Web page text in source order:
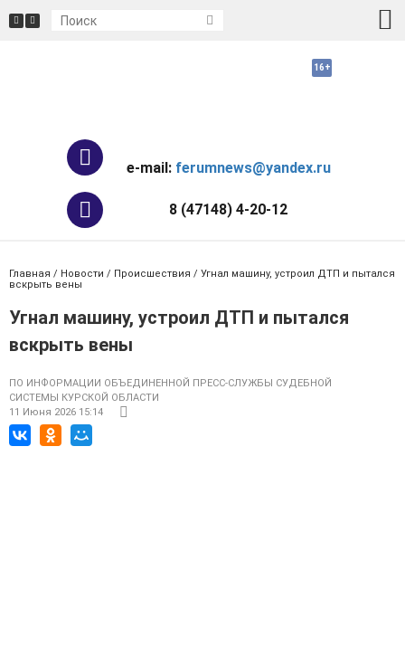
e-mail: ferumnews@yandex.ru
8 (47148) 4-20-12
Главная / Новости / Происшествия / Угнал машину, устроил ДТП и пытался
вскрыть вены
Угнал машину, устроил ДТП и пытался
вскрыть вены
ПО ИНФОРМАЦИИ ОБЪЕДИНЕННОЙ ПРЕСС-СЛУЖБЫ СУДЕБНОЙ
СИСТЕМЫ КУРСКОЙ ОБЛАСТИ
11 Июня 2026 15:14